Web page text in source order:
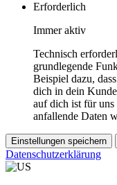
Erforderlich
Immer aktiv
Technisch
grundlegende
Beispiel dazu,
dich in dein
auf dich ist für
anfallende Daten
Einstellungen speichern
Datenschutzerklärung